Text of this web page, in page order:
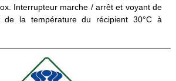
Interrupteur marche / arrêt et voyant de
de la température du récipient 30°C à